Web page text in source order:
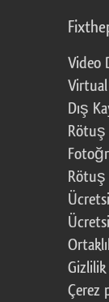
Video
Virtual
Dış
Rötuş
Gizlilik
Çerez